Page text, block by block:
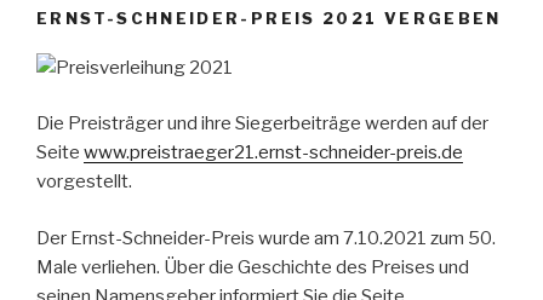
ERNST-SCHNEIDER-PREIS 2021 VERGEBEN
Die Preisträger und ihre Siegerbeiträge werden auf der
Seite www.preistraeger21.ernst-schneider-preis.de
vorgestellt.
Der Ernst-Schneider-Preis wurde am 7.10.2021 zum 50.
Male verliehen. Über die Geschichte des Preises und